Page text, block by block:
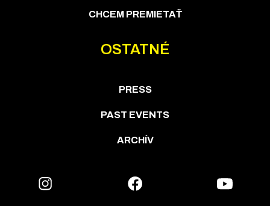
CHCEM PREMIETAŤ
OSTATNÉ
PRESS
PAST EVENTS
ARCHÍV